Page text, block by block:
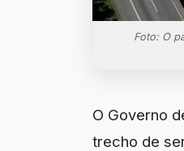
Foto: O
O Governo
trecho de